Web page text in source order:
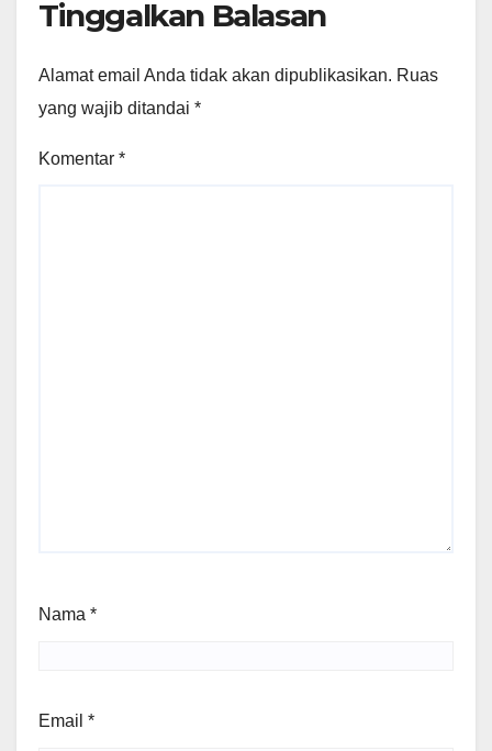
Tinggalkan Balasan
Alamat email Anda tidak akan dipublikasikan. Ruas
yang wajib ditandai *
Komentar *
Nama *
Email *